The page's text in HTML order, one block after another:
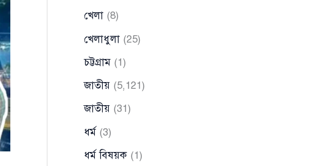
খেলা (8)
খেলাধুলা (25)
চট্টগ্রাম (1)
জাতীয় (5,121)
জাতীয় (31)
ধর্ম (3)
ধর্ম বিষয়ক (1)